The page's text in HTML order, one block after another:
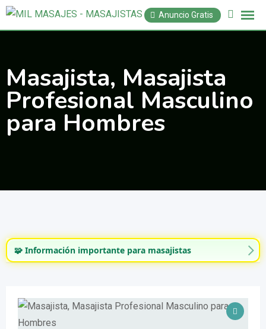
Saltar
Anuncio Gratis
Masajista, Masajista
Profesional Masculino
para Hombres
🧩 Información importante para masajistas